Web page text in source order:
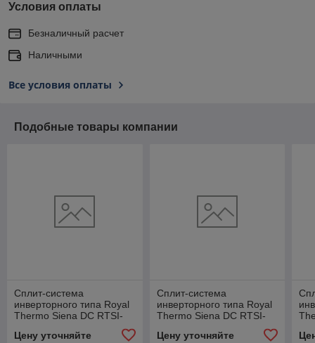
Условия оплаты
Безналичный расчет
Наличными
Все условия оплаты
Подобные товары компании
Сплит-система
инверторного типа Royal
Thermo Siena DC RTSI-
Цену уточняйте
Сплит-система
инверторного типа Royal
Thermo Siena DC RTSI-
Цену уточняйте